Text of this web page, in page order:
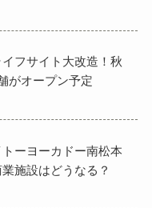
フサイト大改造！秋
がオープン予定
ーヨーカドー南松本
施設はどうなる？